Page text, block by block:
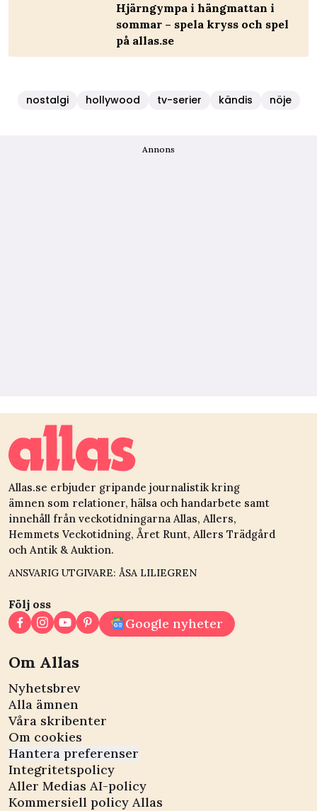
Hjärngympa i hängmattan i
sommar – spela kryss och spel
på allas.se
nostalgi hollywood tv-serier kändis nöje
Annons
Allas.se erbjuder gripande journalistik kring
ämnen som relationer, hälsa och handarbete samt
innehåll från veckotidningarna Allas, Allers,
Hemmets Veckotidning, Året Runt, Allers Trädgård
och Antik & Auktion.
ANSVARIG UTGIVARE: ÅSA LILIEGREN
Följ oss
Google nyheter
Om Allas
Nyhetsbrev
Alla ämnen
Våra skribenter
Om cookies
Hantera preferenser
Integritetspolicy
Aller Medias AI-policy
Kommersiell policy Allas